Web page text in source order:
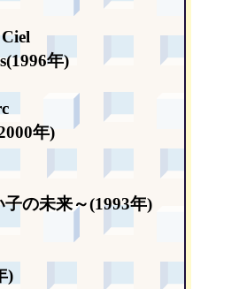
年)
年)
の未来～(1993年)
)